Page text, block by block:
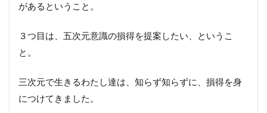
があるということ。
３つ目は、五次元意識の損得を提案したい、というこ
と。
三次元で生きるわたし達は、知らず知らずに、損得を身
につけてきました。